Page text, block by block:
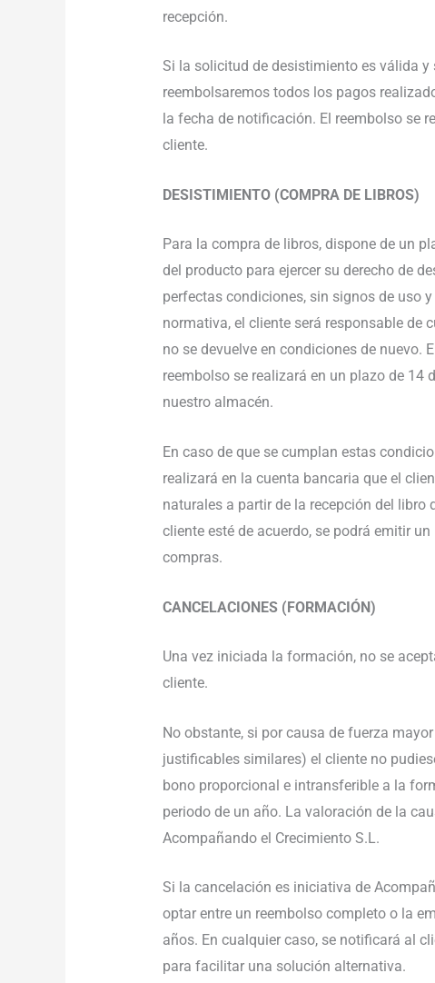
recepción.
Si la solicitud de desistimiento es válida
reembolsaremos todos los pagos
la fecha de notificación. El reembolso se
cliente.
DESISTIMIENTO (COMPRA DE LIBROS)
Para la compra de libros, dispone de un
del producto para ejercer su derecho de
perfectas condiciones, sin signos de uso
normativa, el cliente será responsable de
no se devuelve en condiciones de nuevo.
reembolso se realizará en un plazo de 14
nuestro almacén.
En caso de que se cumplan estas
realizará en la cuenta bancaria que el
naturales a partir de la recepción del libro
cliente esté de acuerdo, se podrá emitir
compras.
CANCELACIONES (FORMACIÓN)
Una vez iniciada la formación, no se
cliente.
No obstante, si por causa de fuerza
justificables similares) el cliente no
bono proporcional e intransferible a la
periodo de un año. La valoración de la
Acompañando el Crecimiento S.L.
Si la cancelación es iniciativa de
optar entre un reembolso completo o la
años. En cualquier caso, se notificará al
para facilitar una solución alternativa.